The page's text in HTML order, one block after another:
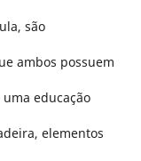
são
ambos possuem
educação
elementos